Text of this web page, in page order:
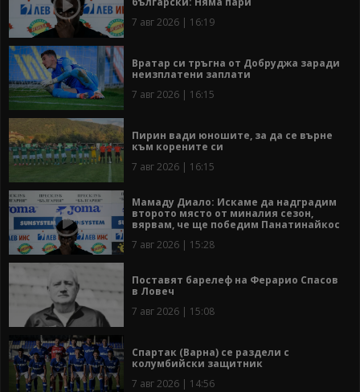
7 авг 2026 | 16:19
Вратар си тръгна от Добруджа заради
неизплатени заплати
7 авг 2026 | 16:15
Пирин вади юношите, за да се върне
към корените си
7 авг 2026 | 16:15
Мамаду Диало: Искаме да надградим
второто място от миналия сезон,
вярвам, че ще победим Панатинайкос
7 авг 2026 | 15:28
Поставят барелеф на Ферарио Спасов
в Ловеч
7 авг 2026 | 15:08
Спартак (Варна) се раздели с
колумбийски защитник
7 авг 2026 | 14:56